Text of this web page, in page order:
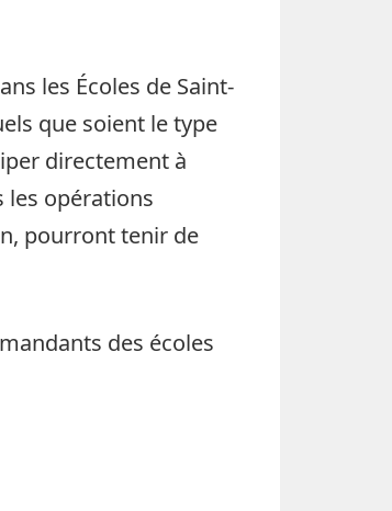
les Écoles de Saint-
que soient le type
directement à
les opérations
pourront tenir de
des écoles